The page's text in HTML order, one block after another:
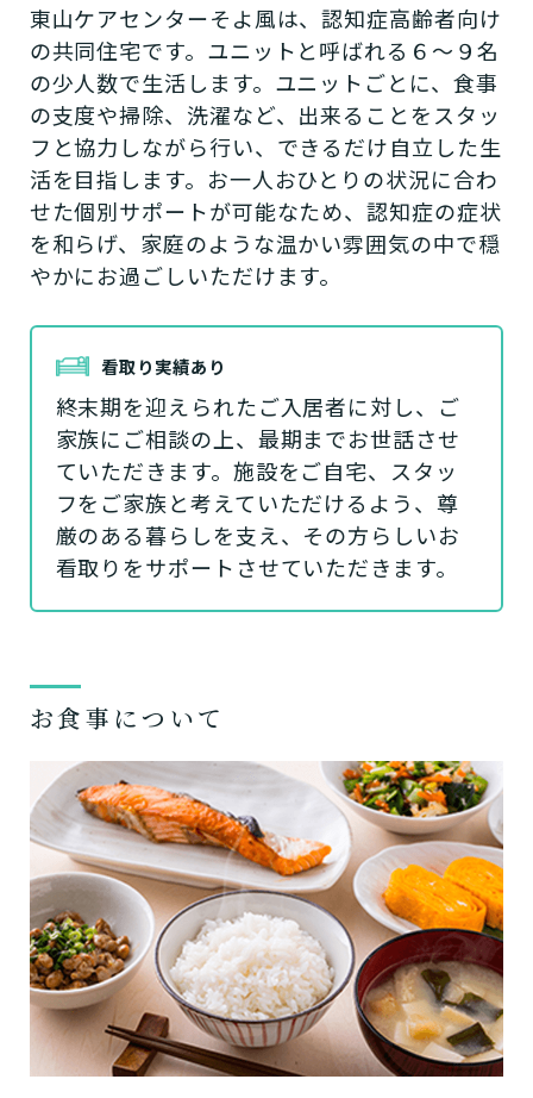
東山ケアセンターそよ風は、認知症高齢者向け
の共同住宅です。ユニットと呼ばれる６～９名
の少人数で生活します。ユニットごとに、食事
の支度や掃除、洗濯など、出来ることをスタッ
フと協力しながら行い、できるだけ自立した生
活を目指します。お一人おひとりの状況に合わ
せた個別サポートが可能なため、認知症の症状
を和らげ、家庭のような温かい雰囲気の中で穏
やかにお過ごしいただけます。
看取り実績あり
終末期を迎えられたご入居者に対し、ご
家族にご相談の上、最期までお世話させ
ていただきます。施設をご自宅、スタッ
フをご家族と考えていただけるよう、尊
厳のある暮らしを支え、その方らしいお
看取りをサポートさせていただきます。
お食事について